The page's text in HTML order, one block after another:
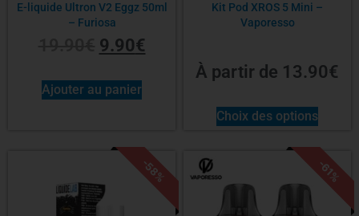
E-liquide Ultron V2 Eggz 50ml
– Furiosa
9.90€
Ajouter au panier
Kit Pod XROS 5 Mini –
Vaporesso
À partir de 13.90€
Choix des options
-58% -61%